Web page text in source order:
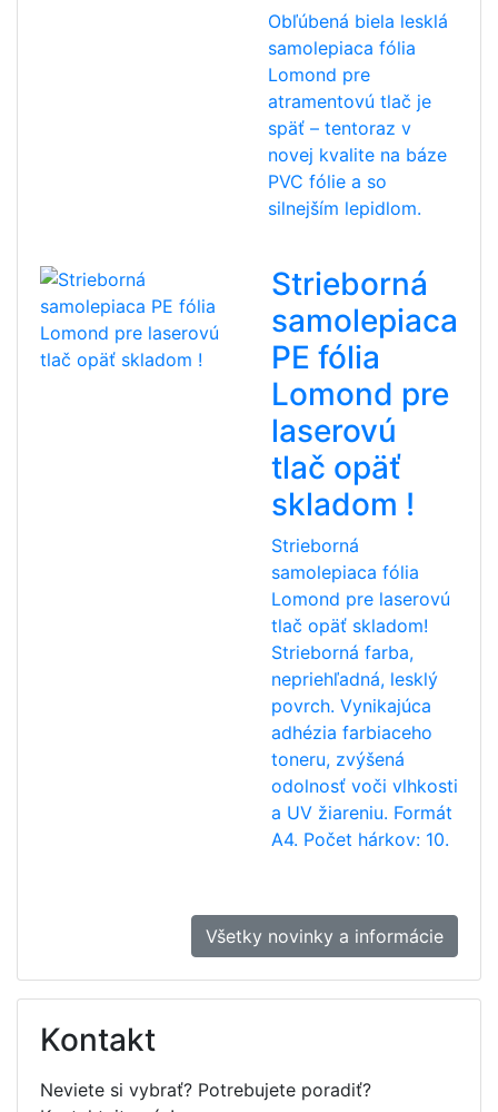
Obľúbená biela lesklá
samolepiaca fólia
Lomond pre
atramentovú tlač je
späť – tentoraz v
novej kvalite na báze
PVC fólie a so
silnejším lepidlom.
Strieborná
samolepiaca
PE fólia
Lomond pre
laserovú
tlač opäť
skladom !
Strieborná
samolepiaca fólia
Lomond pre laserovú
tlač opäť skladom!
Strieborná farba,
nepriehľadná, lesklý
povrch. Vynikajúca
adhézia farbiaceho
toneru, zvýšená
odolnosť voči vlhkosti
a UV žiareniu. Formát
A4. Počet hárkov: 10.
Všetky novinky a informácie
Kontakt
Neviete si vybrať? Potrebujete poradiť?